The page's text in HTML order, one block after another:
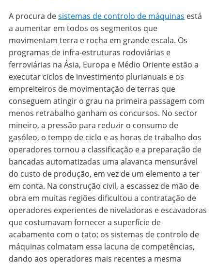
A procura desistemas de controlo de máquinas está
a aumentar em todos os segmentos que
movimentam terra e rocha em grande escala. Os
programas de infra-estruturas rodoviárias e
ferroviárias na Ásia, Europa e Médio Oriente estão a
executar ciclos de investimento plurianuais e os
empreiteiros de movimentação de terras que
conseguem atingir o grau na primeira passagem com
menos retrabalho ganham os concursos. No sector
mineiro, a pressão para reduzir o consumo de
gasóleo, o tempo de ciclo e as horas de trabalho dos
operadores tornou a classificação e a preparação de
bancadas automatizadas uma alavanca mensurável
do custo de produção, em vez de um elemento a ter
em conta. Na construção civil, a escassez de mão de
obra em muitas regiões dificultou a contratação de
operadores experientes de niveladoras e escavadoras
que costumavam fornecer a superfície de
acabamento com o tato; os sistemas de controlo de
máquinas colmatam essa lacuna de competências,
dando aos operadores mais recentes a mesma